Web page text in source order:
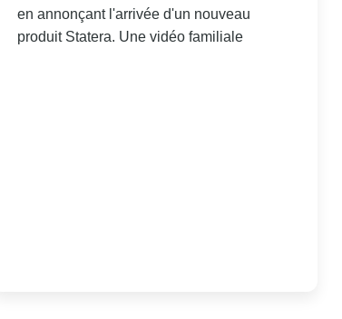
en annonçant l'arrivée d'un nouveau
produit Statera. Une vidéo familiale